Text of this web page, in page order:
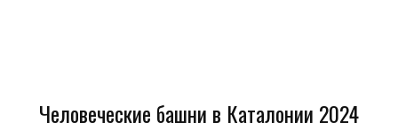
Человеческие башни в Каталонии 2024